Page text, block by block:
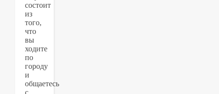
состоит
из
того,
что
вы
ходите
по
городу
и
общаетесь
с